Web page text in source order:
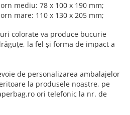
mediu: 78 x 100 x 190 mm;
mare: 110 x 130 x 205 mm;
colorate va produce bucurie
la fel și forma de impact a
de personalizarea ambalajelor
la produsele noastre, pe
ori telefonic la nr. de